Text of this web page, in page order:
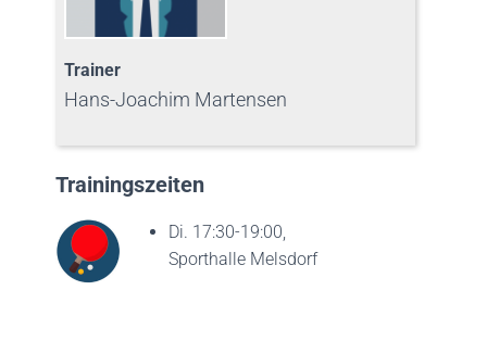
Trainer
Hans-Joachim Martensen
Trainingszeiten
Di. 17:30-19:00,
Sporthalle Melsdorf